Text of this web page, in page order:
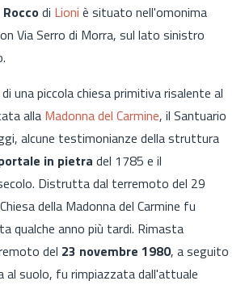
di Lioni è situato nell'omonima
Via Serro di Morra, sul lato sinistro
una piccola chiesa primitiva risalente al
alla Madonna del Carmine, il Santuario
alcune testimonianze della struttura
in pietra del 1785 e il
Distrutta dal terremoto del 29
della Madonna del Carmine fu
qualche anno più tardi. Rimasta
del 23 novembre 1980, a seguito
al suolo, fu rimpiazzata dall'attuale